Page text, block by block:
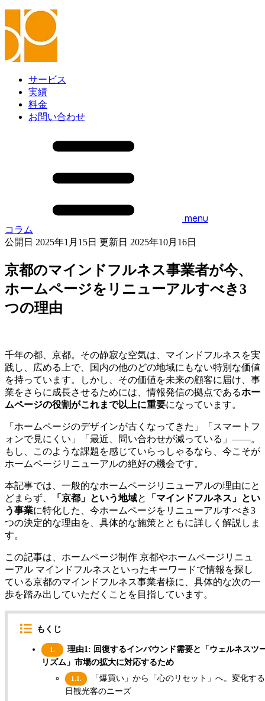
サービス
実績
料金
お問い合わせ
menu
コラム
公開日 2025年1月15日 更新日 2025年10月16日
京都のマインドフルネス事業者が今、
ホームページをリニューアルすべき3
つの理由
千年の都、京都。その静寂な空気は、マインドフルネスを実
践し、広める上で、国内の他のどの地域にもない特別な価値
を持っています。しかし、その価値を未来の顧客に届け、事
業をさらに成長させるためには、情報発信の拠点であるホー
ムページの役割がこれまで以上に重要になっています。
「ホームページのデザインが古くなってきた」「スマートフ
ォンで見にくい」「最近、問い合わせが減っている」――。
もし、このような課題を感じていらっしゃるなら、今こそが
ホームページリニューアルの絶好の機会です。
本記事では、一般的なホームページリニューアルの理由にと
どまらず、
「京都」という地域と
「マインドフルネス」とい
う事業に特化した、今ホームページをリニューアルすべき3
つの決定的な理由を、具体的な施策とともに詳しく解説しま
す。
この記事は、ホームページ制作 京都やホームページリニュ
ーアル マインドフルネスといったキーワードで情報を探し
ている京都のマインドフルネス事業者様に、具体的な次の一
歩を踏み出していただくことを目指しています。
もくじ
1.
理由1: 回復するインバウンド需要と「ウェルネスツ
リズム」市場の拡大に対応するため
1.1.
「爆買い」から「心のリセット」へ。変化す
日観光客のニーズ